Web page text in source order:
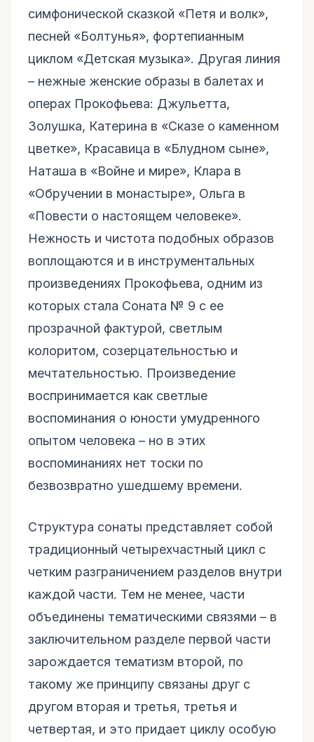
симфонической сказкой «Петя и волк»,
песней «Болтунья», фортепианным
циклом «Детская музыка». Другая линия
– нежные женские образы в балетах и
операх Прокофьева: Джульетта,
Золушка, Катерина в «Сказе о каменном
цветке», Красавица в «Блудном сыне»,
Наташа в «Войне и мире», Клара в
«Обручении в монастыре», Ольга в
«Повести о настоящем человеке».
Нежность и чистота подобных образов
воплощаются и в инструментальных
произведениях Прокофьева, одним из
которых стала Соната № 9 с ее
прозрачной фактурой, светлым
колоритом, созерцательностью и
мечтательностью. Произведение
воспринимается как светлые
воспоминания о юности умудренного
опытом человека – но в этих
воспоминаниях нет тоски по
безвозвратно ушедшему времени.
Структура сонаты представляет собой
традиционный четырехчастный цикл с
четким разграничением разделов внутри
каждой части. Тем не менее, части
объединены тематическими связями – в
заключительном разделе первой части
зарождается тематизм второй, по
такому же принципу связаны друг с
другом вторая и третья, третья и
четвертая, и это придает циклу особую